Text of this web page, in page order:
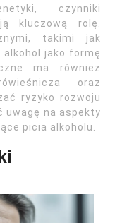
czynniki
kluczową rolę.
takimi jak
jako formę
ma również
oraz
ryzyko rozwoju
uwagę na aspekty
picia alkoholu.